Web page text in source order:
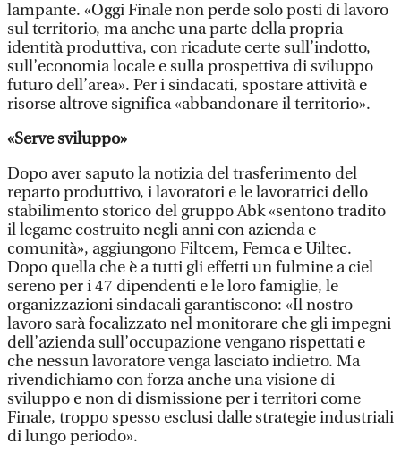
lampante. «Oggi Finale non perde solo posti di lavoro
sul territorio, ma anche una parte della propria
identità produttiva, con ricadute certe sull’indotto,
sull’economia locale e sulla prospettiva di sviluppo
futuro dell’area». Per i sindacati, spostare attività e
risorse altrove significa «abbandonare il territorio».
«Serve sviluppo»
Dopo aver saputo la notizia del trasferimento del
reparto produttivo, i lavoratori e le lavoratrici dello
stabilimento storico del gruppo Abk «sentono tradito
il legame costruito negli anni con azienda e
comunità», aggiungono Filtcem, Femca e Uiltec.
Dopo quella che è a tutti gli effetti un fulmine a ciel
sereno per i 47 dipendenti e le loro famiglie, le
organizzazioni sindacali garantiscono: «Il nostro
lavoro sarà focalizzato nel monitorare che gli impegni
dell’azienda sull’occupazione vengano rispettati e
che nessun lavoratore venga lasciato indietro. Ma
rivendichiamo con forza anche una visione di
sviluppo e non di dismissione per i territori come
Finale, troppo spesso esclusi dalle strategie industriali
di lungo periodo».